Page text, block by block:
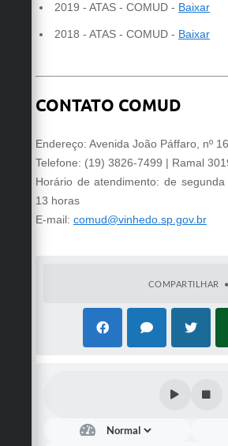
2019 - ATAS - COMUD - Baixar
2018 - ATAS - COMUD - Baixar
CONTATO COMUD
Endereço: Avenida João Páffaro, nº
Telefone: (19) 3826-7499 | Ramal
Horário de atendimento: de
13 horas
E-mail: comud@vinhedo.sp.gov.br
COMPARTILHAR